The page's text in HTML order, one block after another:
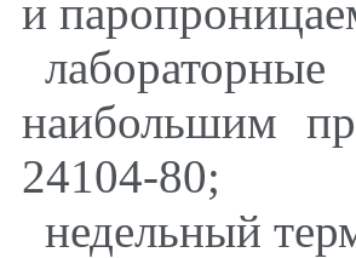
и
наибольшим
24104-80;
недельный